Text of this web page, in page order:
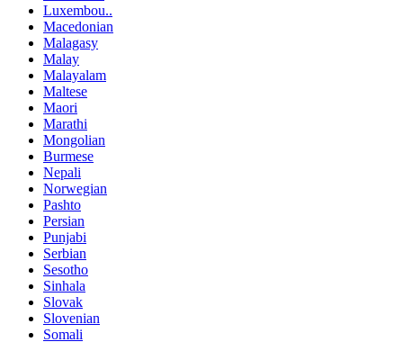
Luxembou..
Macedonian
Malagasy
Malay
Malayalam
Maltese
Maori
Marathi
Mongolian
Burmese
Nepali
Norwegian
Pashto
Persian
Punjabi
Serbian
Sesotho
Sinhala
Slovak
Slovenian
Somali